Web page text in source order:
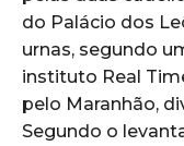
do Palácio dos
urnas, segundo
instituto Real
pelo Maranhão,
Segundo o